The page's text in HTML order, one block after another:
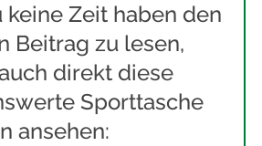
keine Zeit haben den
Beitrag zu lesen,
direkt diese
Sporttasche
ansehen: